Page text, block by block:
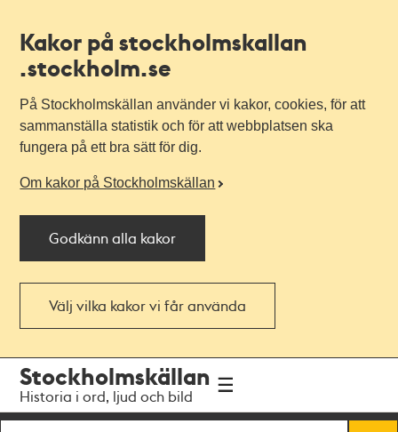
Kakor på stockholmskallan
.stockholm.se
På Stockholmskällan använder vi kakor, cookies, för att
sammanställa statistik och för att webbplatsen ska
fungera på ett bra sätt för dig.
Om kakor på Stockholmskällan
Godkänn alla kakor
Välj vilka kakor vi får använda
navigationen
huvudinnehållet
Stockholmskällan
Historia i ord, ljud och bild